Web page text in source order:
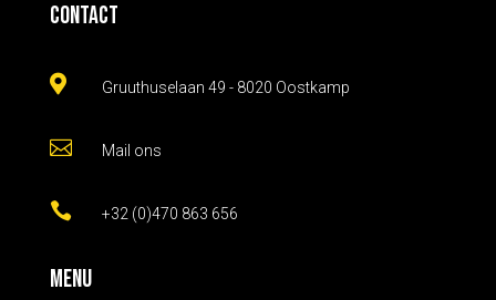
Contact
 Gruuthuselaan 49 - 8020 Oostkamp
 Mail ons
 +32 (0)470 863 656
Menu